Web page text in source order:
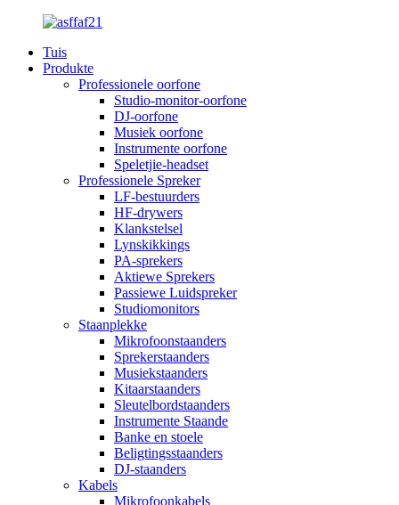
Tuis
Produkte
Professionele oorfone
Studio-monitor-oorfone
DJ-oorfone
Musiek oorfone
Instrumente oorfone
Speletjie-headset
Professionele Spreker
LF-bestuurders
HF-drywers
Klankstelsel
Lynskikkings
PA-sprekers
Aktiewe Sprekers
Passiewe Luidspreker
Studiomonitors
Staanplekke
Mikrofoonstaanders
Sprekerstaanders
Musiekstaanders
Kitaarstaanders
Sleutelbordstaanders
Instrumente Staande
Banke en stoele
Beligtingsstaanders
DJ-staanders
Kabels
Mikrofoonkabels